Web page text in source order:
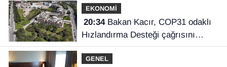
EKONOMİ
20:34Bakan Kacır, COP31 odaklı
Hızlandırma Desteği çağrısını
açıkladı
GENEL